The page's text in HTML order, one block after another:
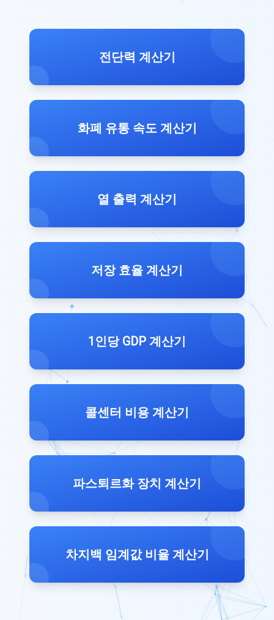
전단력 계산기
화폐 유통 속도 계산기
열 출력 계산기
저장 효율 계산기
1인당 GDP 계산기
콜센터 비용 계산기
파스퇴르화 장치 계산기
차지백 임계값 비율 계산기